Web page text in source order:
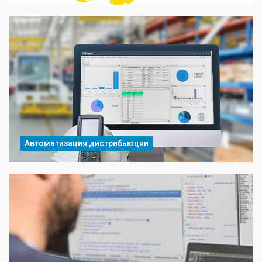
Автоматизация дистрибьюции